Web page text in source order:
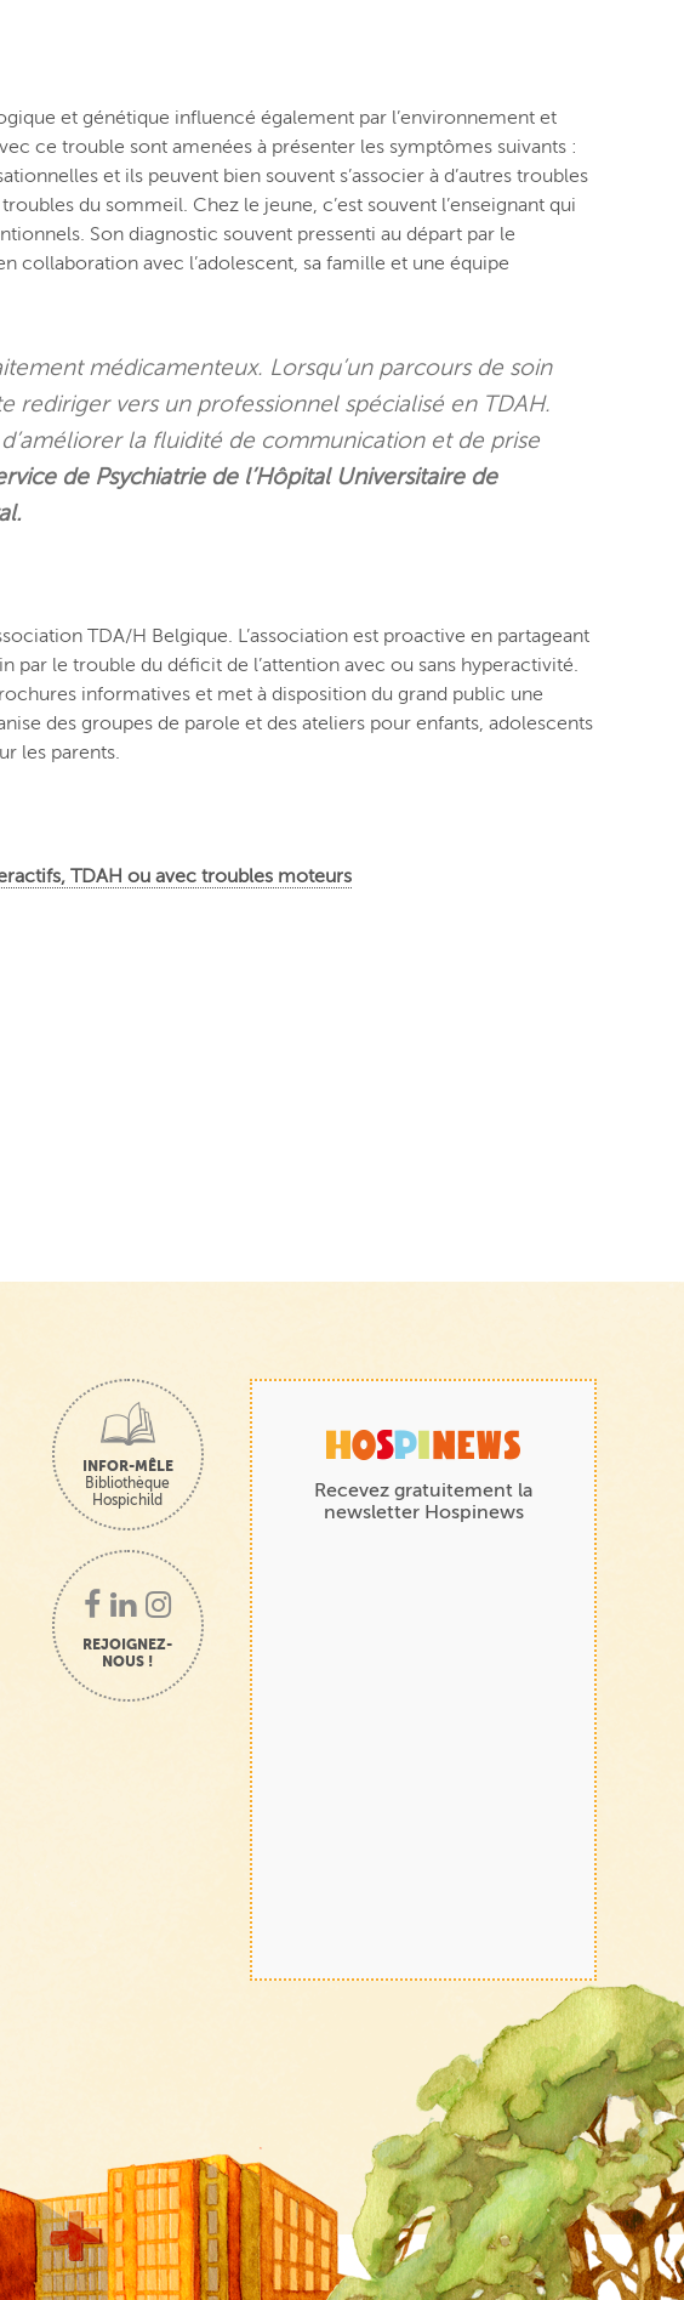
et génétique influencé également par l’environnement et
ce trouble sont amenées à présenter les symptômes suivants :
et ils peuvent bien souvent s’associer à d’autres troubles
du sommeil. Chez le jeune, c’est souvent l’enseignant qui
Son diagnostic souvent pressenti au départ par le
collaboration avec l’adolescent, sa famille et une équipe
médicamenteux. Lorsqu’un parcours de soin
rediriger vers un professionnel spécialisé en TDAH.
la fluidité de communication et de prise
de Psychiatrie de l’Hôpital Universitaire de
TDA/H Belgique. L’association est proactive en partageant
par le trouble du déficit de l’attention avec ou sans hyperactivité.
informatives et met à disposition du grand public une
des groupes de parole et des ateliers pour enfants, adolescents
les parents.
TDAH ou avec troubles moteurs
INFOR-MÊLE
Bibliothèque
Hospichild
REJOIGNEZ-
NOUS !
Recevez gratuitement la
newsletter Hospinews